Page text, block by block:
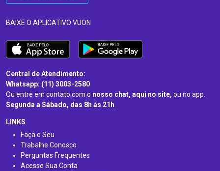
BAIXE O APLICATIVO VUON
Central de Atendimento:
Whatsapp: (11) 3003-2580
Ou entre em contato com o nosso chat, aqui no site, ou no app.
Segunda a Sábado, das 8h às 21h.
LINKS
Faça o Seu
Trabalhe Conosco
Perguntas Frequentes
Acesse Sua Conta